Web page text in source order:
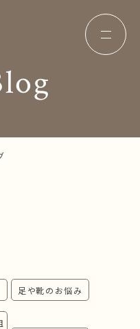
ンセプト
ー中敷き
会社概要
ョップ
わせ足や靴のお悩み